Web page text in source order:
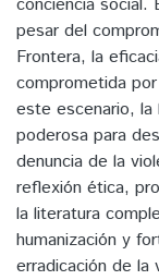
pesar del
Frontera, la
comprometida
este escenario, la
poderosa para
denuncia de la
reflexión ética,
la literatura
humanización y
erradicación de la